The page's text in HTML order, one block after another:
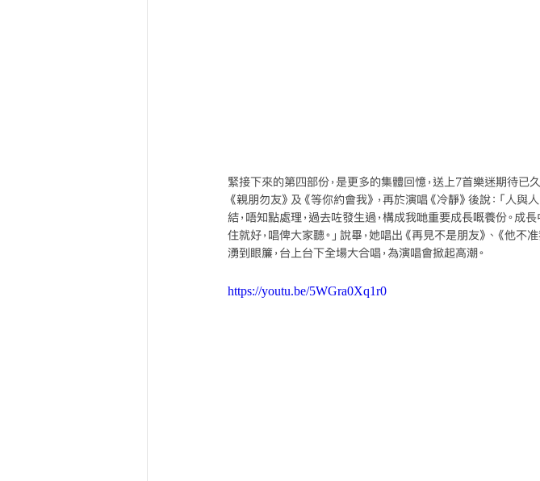
緊接下來的第四部份，是更多的集體回憶，送上7首樂迷期待已
《親朋勿友》及《等你約會我》，再於演唱《冷靜》後說：「人
結，唔知點處理，過去咗發生過，構成我哋重要成長嘅養份。成
住就好，唱俾大家聽。」說畢，她唱出《再見不是朋友》、《他不
湧到眼簾，台上台下全場大合唱，為演唱會掀起高潮。
https://youtu.be/5WGra0Xq1r0